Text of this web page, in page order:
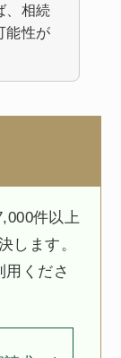
、相続
能性が
件以上
します。
用くださ